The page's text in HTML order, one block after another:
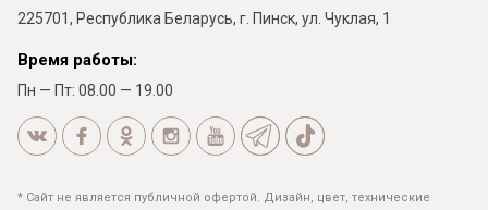
225701, Республика Беларусь, г. Пинск, ул. Чуклая, 1
Время работы:
Пн — Пт: 08.00 — 19.00
* Сайт не является публичной офертой. Дизайн, цвет, технические